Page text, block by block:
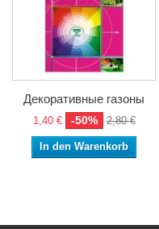
Декоративные газоны
1,40 € -50% 2,80 €
In den Warenkorb